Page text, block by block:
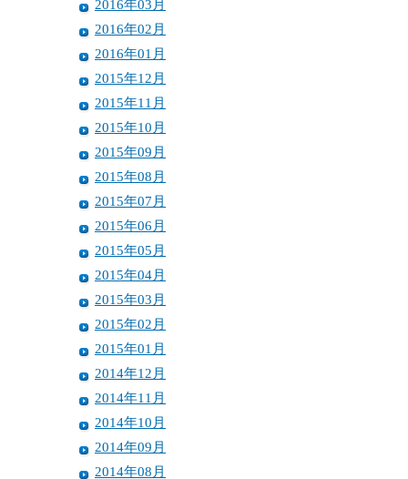
2016年03月
2016年02月
2016年01月
2015年12月
2015年11月
2015年10月
2015年09月
2015年08月
2015年07月
2015年06月
2015年05月
2015年04月
2015年03月
2015年02月
2015年01月
2014年12月
2014年11月
2014年10月
2014年09月
2014年08月